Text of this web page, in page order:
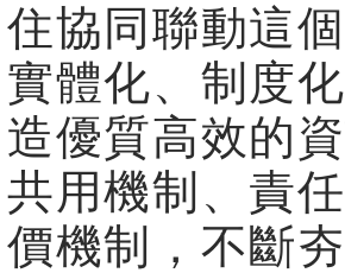
住協同聯動這
實體化、制度
造優質高效的
共用機制、責
價機制，不斷